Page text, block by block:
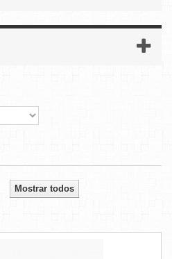
Mostrar todos